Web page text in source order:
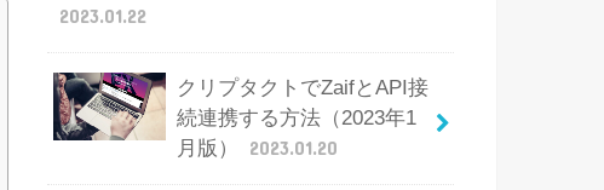
2023.01.22
クリプタクトでZaifとAPI接
続連携する方法（2023年1
月版）
2023.01.20